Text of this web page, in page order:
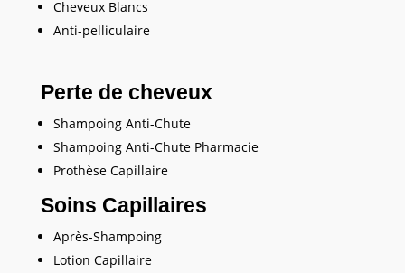
Cheveux Blancs
Anti-pelliculaire
Perte de cheveux
Shampoing Anti-Chute
Shampoing Anti-Chute Pharmacie
Prothèse Capillaire
Soins Capillaires
Après-Shampoing
Lotion Capillaire